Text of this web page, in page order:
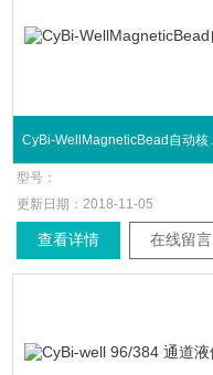
型号：
更新日期： 2018-11-05
查看详情 在线留言